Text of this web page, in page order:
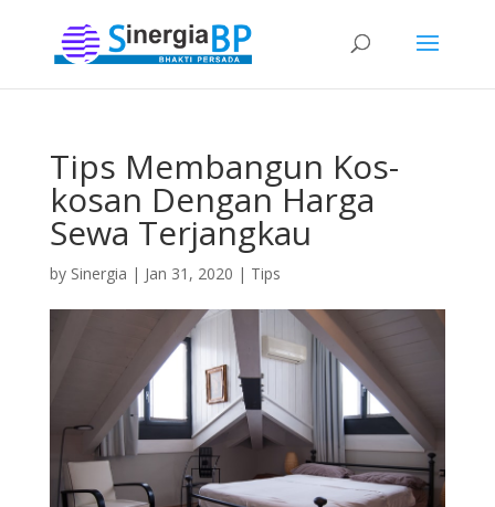
Tips Membangun Kos-
kosan Dengan Harga
Sewa Terjangkau
by Sinergia | Jan 31, 2020 | Tips